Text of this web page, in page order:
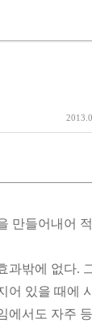
만들어내어
과밖에 없다.
어 있을 때에
에서도 자주